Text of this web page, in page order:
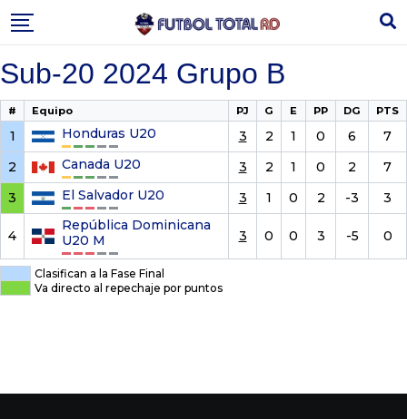
to
Sub-20 2024 Grupo B
# Equipo PJ G E PP DG PTS
1 Honduras U20 3 2 1 0 6
7
2
Canada U20 3 2 1 0 2
7
3
El Salvador U20 3 1 0 2 -3 3
4
República Dominicana
U20 M
3 0 0 3 -5 0
Clasifican a la Fase Final
Va directo al repechaje por puntos